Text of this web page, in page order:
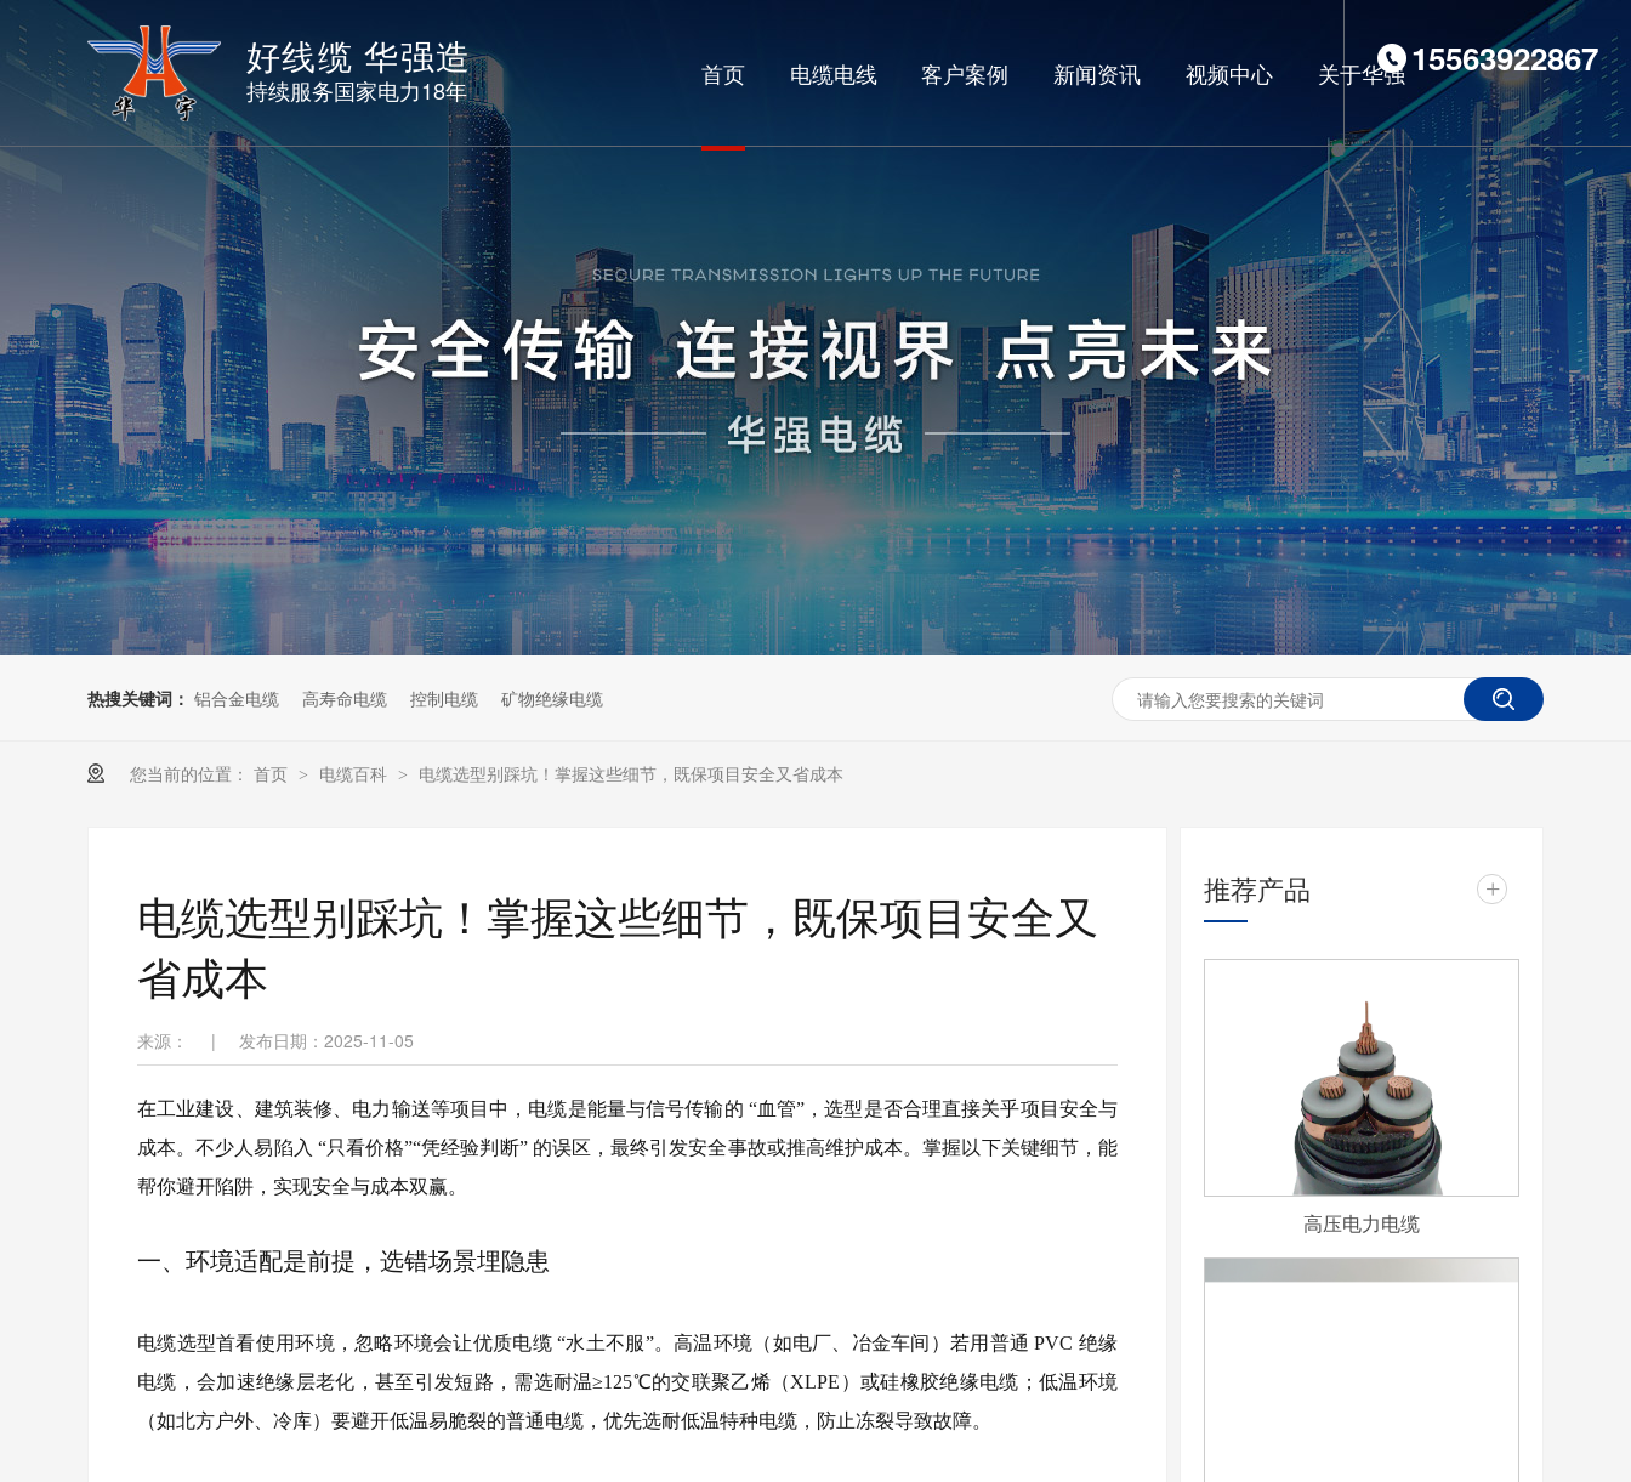
好线缆 华强造
持续服务国家电力18年
15563922867
首页 电缆电线 客户案例 新闻资讯 视频中心 关于华强
热搜关键词： 铝合金电缆 高寿命电缆 控制电缆 矿物绝缘电缆
您当前的位置： 首页 > 电缆百科 > 电缆选型别踩坑！掌握这些细节，既保项目安全又省成本
电缆选型别踩坑！掌握这些细节，既保项目安全又
省成本
来源： | 发布日期：2025-11-05
在工业建设、建筑装修、电力输送等项目中，电缆是能量与信号传输的 “血管”，选型是否合理直接关乎项目安全与
成本。不少人易陷入 “只看价格”“凭经验判断” 的误区，最终引发安全事故或推高维护成本。掌握以下关键细节，能
帮你避开陷阱，实现安全与成本双赢。
一、环境适配是前提，选错场景埋隐患
电缆选型首看使用环境，忽略环境会让优质电缆 “水土不服”。高温环境（如电厂、冶金车间）若用普通 PVC 绝缘
电缆，会加速绝缘层老化，甚至引发短路，需选耐温≥125℃的交联聚乙烯（XLPE）或硅橡胶绝缘电缆；低温环境
（如北方户外、冷库）要避开低温易脆裂的普通电缆，优先选耐低温特种电缆，防止冻裂导致故障。
推荐产品 +
高压电力电缆